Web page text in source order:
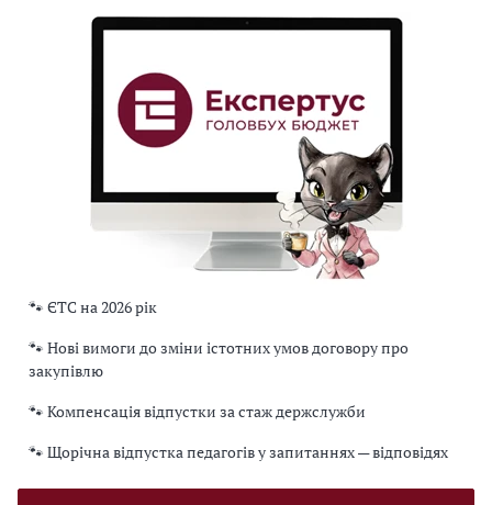
🐾 ЄТС на 2026 рік
🐾 Нові вимоги до зміни істотних умов договору про
закупівлю
🐾 Компенсація відпустки за стаж держслужби
🐾 Щорічна відпустка педагогів у запитаннях — відповідях